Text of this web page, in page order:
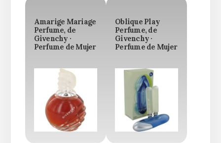
Amarige Mariage
Perfume, de
Givenchy ·
Perfume de Mujer
Oblique Play
Perfume, de
Givenchy ·
Perfume de Mujer